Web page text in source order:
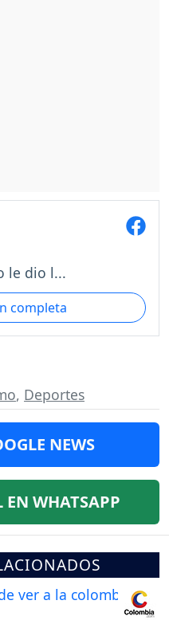
le dio l...
completa
, Deportes
NEWS
EN WHATSAPP